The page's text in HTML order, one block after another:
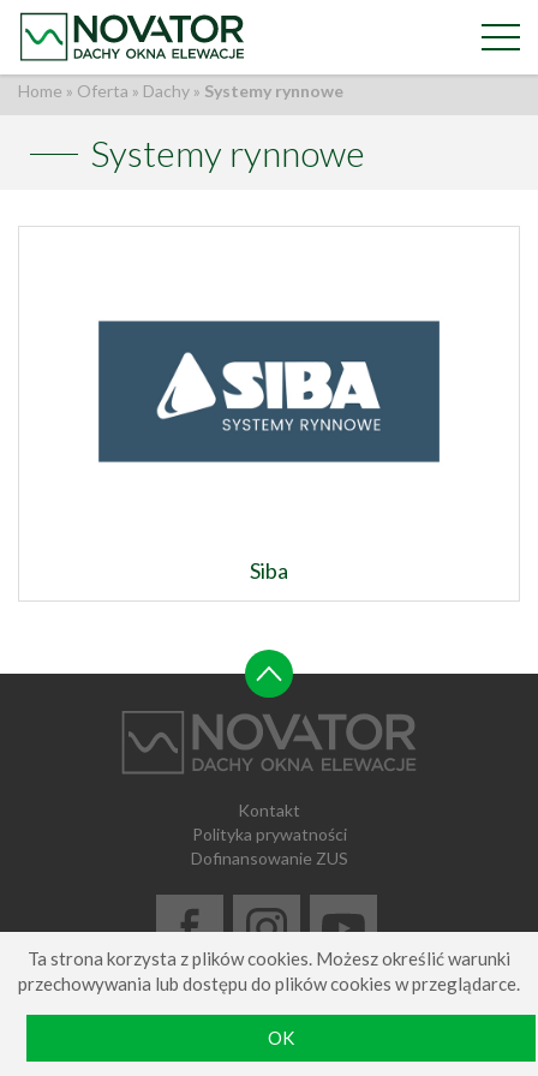
Home » Oferta » Dachy » Systemy rynnowe
Systemy rynnowe
Siba
Kontakt
Polityka prywatności
Dofinansowanie ZUS
NOVATOR Spółka Jawna Rajchel & Jelonkiewicz © 2018-2026
Ta strona korzysta z plików cookies. Możesz określić warunki
przechowywania lub dostępu do plików cookies w przeglądarce.
OK